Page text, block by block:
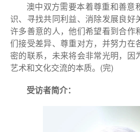
澳中双方需要本着尊重和善意
识、寻找共同利益、消除发展良好
许多善意的人，他们希望看到合作
们接受差异、尊重对方，并努力在
密的联系，未来将会非常光明，因
艺术和文化交流的本质。(完)
受访者简介：